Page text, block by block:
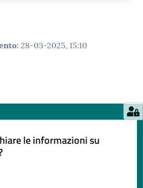
: 28-03-2025, 15:10
le informazioni su